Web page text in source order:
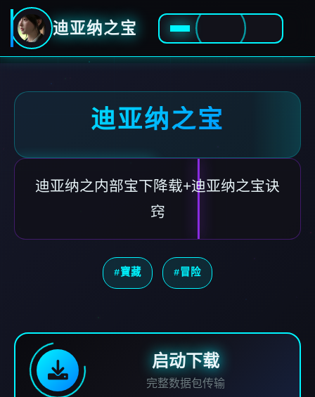
迪亚纳之宝
迪亚纳之宝
迪亚纳之内部宝下降载+迪亚纳之宝诀
窍
#寶藏 #冒险
启动下载
完整数据包传输